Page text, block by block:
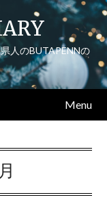
人のBUTAPENNの
Menu